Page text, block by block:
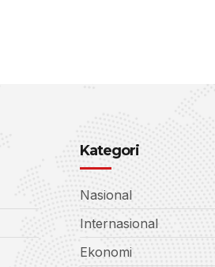
Kategori
Nasional
Internasional
Ekonomi